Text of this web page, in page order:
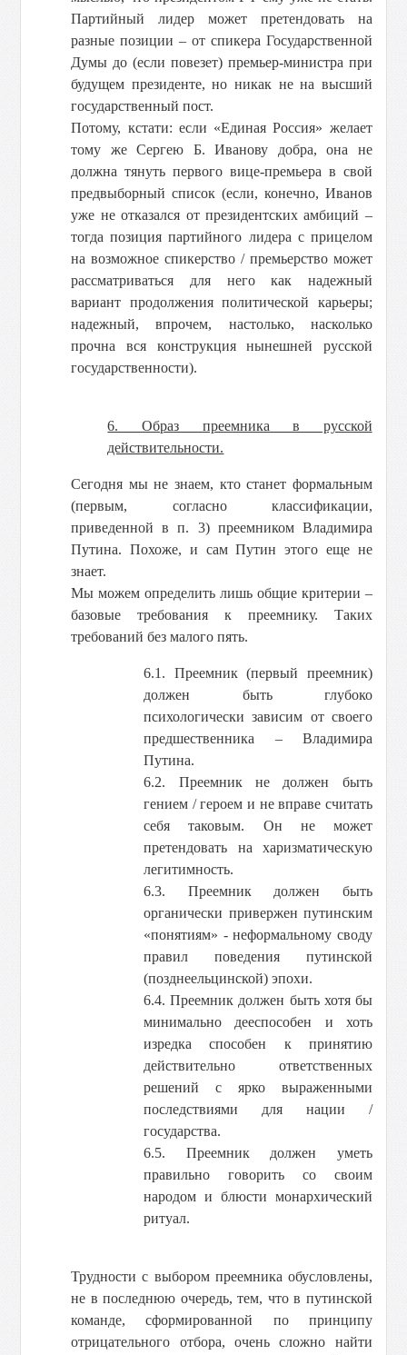
Партийный лидер может претендовать на
разные позиции – от спикера Государственной
Думы до (если повезет) премьер-министра при
будущем президенте, но никак не на высший
государственный пост.
Потому, кстати: если «Единая Россия» желает
тому же Сергею Б. Иванову добра, она не
должна тянуть первого вице-премьера в свой
предвыборный список (если, конечно, Иванов
уже не отказался от президентских амбиций –
тогда позиция партийного лидера с прицелом
на возможное спикерство / премьерство может
рассматриваться для него как надежный
вариант продолжения политической карьеры;
надежный, впрочем, настолько, насколько
прочна вся конструкция нынешней русской
государственности).
6. Образ преемника в русской
действительности.
Сегодня мы не знаем, кто станет формальным
(первым, согласно классификации,
приведенной в п. 3) преемником Владимира
Путина. Похоже, и сам Путин этого еще не
знает.
Мы можем определить лишь общие критерии –
базовые требования к преемнику. Таких
требований без малого пять.
6.1. Преемник (первый преемник)
должен быть глубоко
психологически зависим от своего
предшественника – Владимира
Путина.
6.2. Преемник не должен быть
гением / героем и не вправе считать
себя таковым. Он не может
претендовать на харизматическую
легитимность.
6.3. Преемник должен быть
органически привержен путинским
«понятиям» - неформальному своду
правил поведения путинской
(позднеельцинской) эпохи.
6.4. Преемник должен быть хотя бы
минимально дееспособен и хоть
изредка способен к принятию
действительно ответственных
решений с ярко выраженными
последствиями для нации /
государства.
6.5. Преемник должен уметь
правильно говорить со своим
народом и блюсти монархический
ритуал.
Трудности с выбором преемника обусловлены,
не в последнюю очередь, тем, что в путинской
команде, сформированной по принципу
отрицательного отбора, очень сложно найти